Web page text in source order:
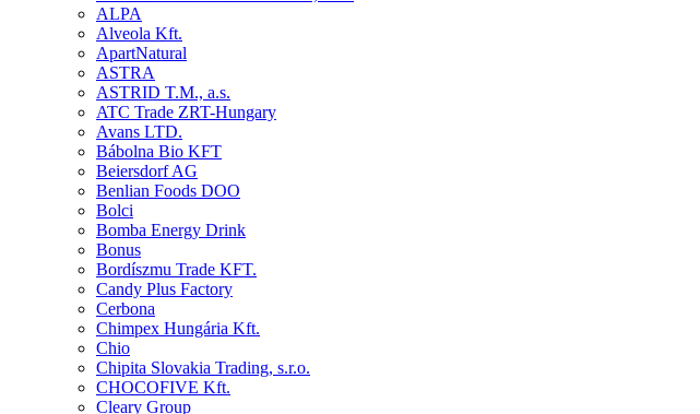
ALPA
Alveola Kft.
ApartNatural
ASTRA
ASTRID T.M., a.s.
ATC Trade ZRT-Hungary
Avans LTD.
Bábolna Bio KFT
Beiersdorf AG
Benlian Foods DOO
Bolci
Bomba Energy Drink
Bonus
Bordíszmu Trade KFT.
Candy Plus Factory
Cerbona
Chimpex Hungária Kft.
Chio
Chipita Slovakia Trading, s.r.o.
CHOCOFIVE Kft.
Cleary Group